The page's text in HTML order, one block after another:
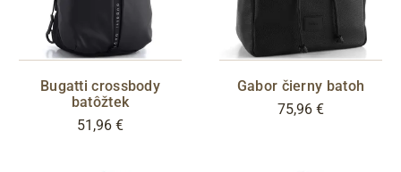
Bugatti crossbody
batôžtek
51,96 €
Gabor čierny batoh
75,96 €